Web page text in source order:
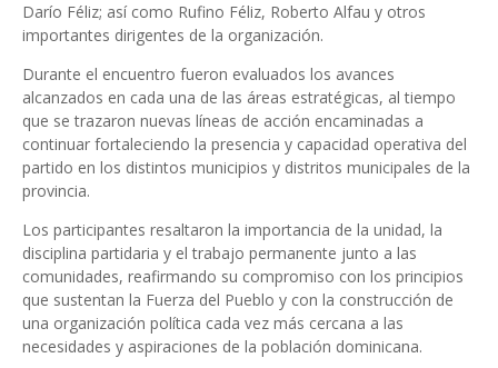
Darío Féliz; así como Rufino Féliz, Roberto Alfau y otros
importantes dirigentes de la organización.
Durante el encuentro fueron evaluados los avances
alcanzados en cada una de las áreas estratégicas, al tiempo
que se trazaron nuevas líneas de acción encaminadas a
continuar fortaleciendo la presencia y capacidad operativa del
partido en los distintos municipios y distritos municipales de la
provincia.
Los participantes resaltaron la importancia de la unidad, la
disciplina partidaria y el trabajo permanente junto a las
comunidades, reafirmando su compromiso con los principios
que sustentan la Fuerza del Pueblo y con la construcción de
una organización política cada vez más cercana a las
necesidades y aspiraciones de la población dominicana.